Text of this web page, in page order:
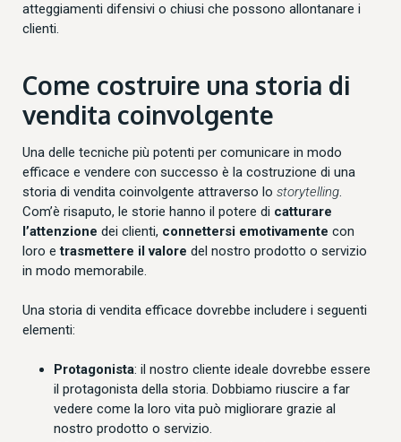
atteggiamenti difensivi o chiusi che possono allontanare i
clienti.
Come costruire una storia di
vendita coinvolgente
Una delle tecniche più potenti per comunicare in modo
efficace e vendere con successo è la costruzione di una
storia di vendita coinvolgente attraverso lo storytelling.
Com’è risaputo, le storie hanno il potere di catturare
l’attenzione dei clienti, connettersi emotivamente con
loro e trasmettere il valore del nostro prodotto o servizio
in modo memorabile.
Una storia di vendita efficace dovrebbe includere i seguenti
elementi:
Protagonista: il nostro cliente ideale dovrebbe essere
il protagonista della storia. Dobbiamo riuscire a far
vedere come la loro vita può migliorare grazie al
nostro prodotto o servizio.